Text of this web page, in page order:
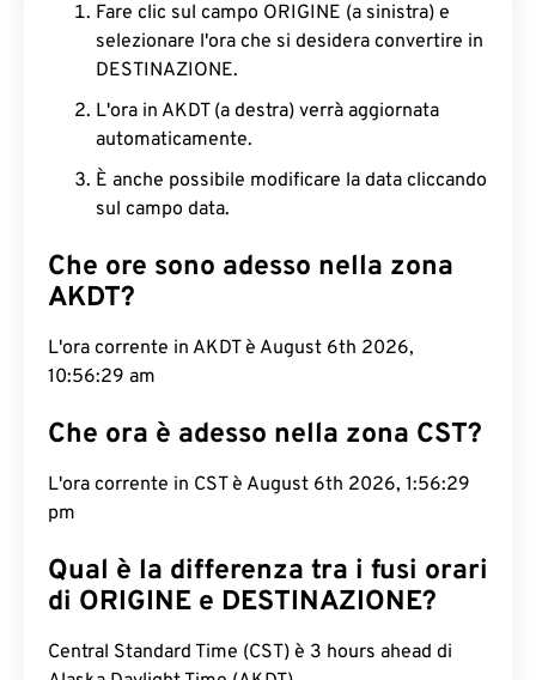
Fare clic sul campo ORIGINE (a sinistra) e
selezionare l'ora che si desidera convertire in
DESTINAZIONE.
L'ora in AKDT (a destra) verrà aggiornata
automaticamente.
È anche possibile modificare la data cliccando
sul campo data.
Che ore sono adesso nella zona
AKDT?
L'ora corrente in AKDT è August 6th 2026,
10:56:30 am
Che ora è adesso nella zona CST?
L'ora corrente in CST è August 6th 2026, 1:56:30
pm
Qual è la differenza tra i fusi orari
di ORIGINE e DESTINAZIONE?
Central Standard Time (CST) è 3 hours ahead di